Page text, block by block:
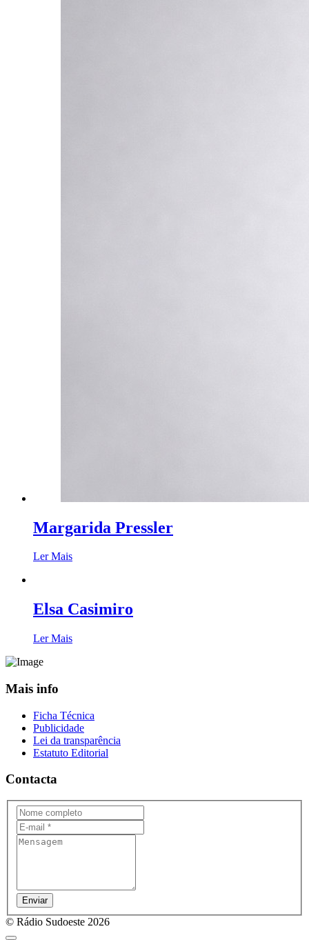
Margarida Pressler
Ler Mais
Elsa Casimiro
Ler Mais
Mais info
Ficha Técnica
Publicidade
Lei da transparência
Estatuto Editorial
Contacta
Enviar
© Rádio Sudoeste 2026